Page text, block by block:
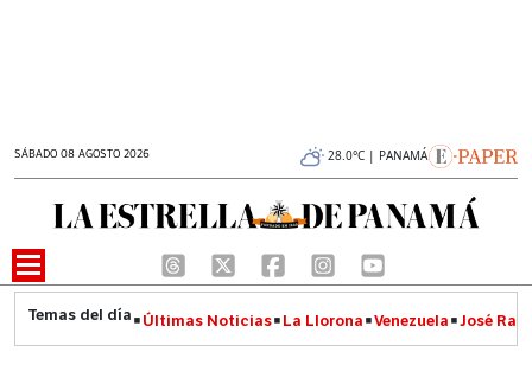
SÁBADO 08 AGOSTO 2026 28.0°C | PANAMÁ
Últimas Noticias La Llorona Venezuela José